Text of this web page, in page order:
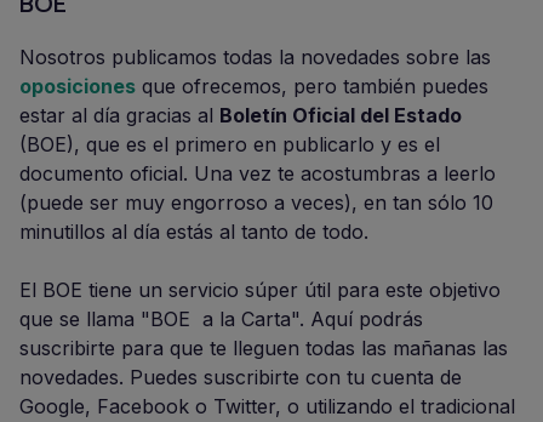
Nosotros publicamos todas la novedades sobre las
oposiciones que ofrecemos, pero también puedes
estar al día gracias al Boletín Oficial del Estado
(BOE), que es el primero en publicarlo y es el
documento oficial. Una vez te acostumbras a leerlo
(puede ser muy engorroso a veces), en tan sólo 10
minutillos al día estás al tanto de todo.
El BOE tiene un servicio súper útil para este objetivo
que se llama "BOE a la Carta". Aquí podrás
suscribirte para que te lleguen todas las mañanas las
novedades. Puedes suscribirte con tu cuenta de
Google, Facebook o Twitter, o utilizando el tradicional